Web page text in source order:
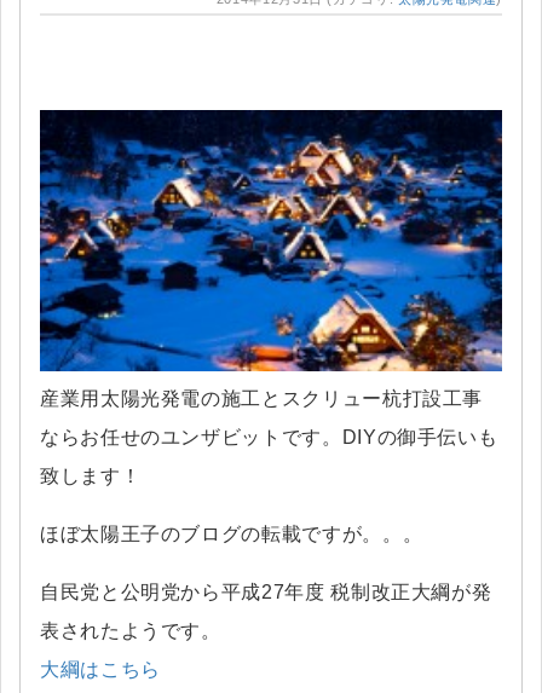
産業用太陽光発電の施工とスクリュー杭打設工事
ならお任せのユンザビットです。DIYの御手伝いも
致します！
ほぼ太陽王子のブログの転載ですが。。。
自民党と公明党から平成27年度 税制改正大綱が発
表されたようです。
大綱はこちら